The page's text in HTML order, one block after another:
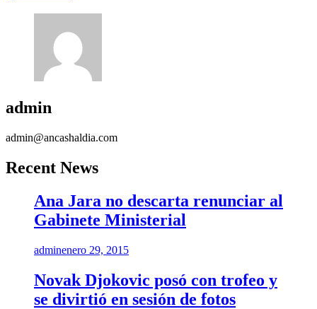
admin
admin@ancashaldia.com
Recent News
Ana Jara no descarta renunciar al
Gabinete Ministerial
adminenero 29, 2015
Novak Djokovic posó con trofeo y
se divirtió en sesión de fotos